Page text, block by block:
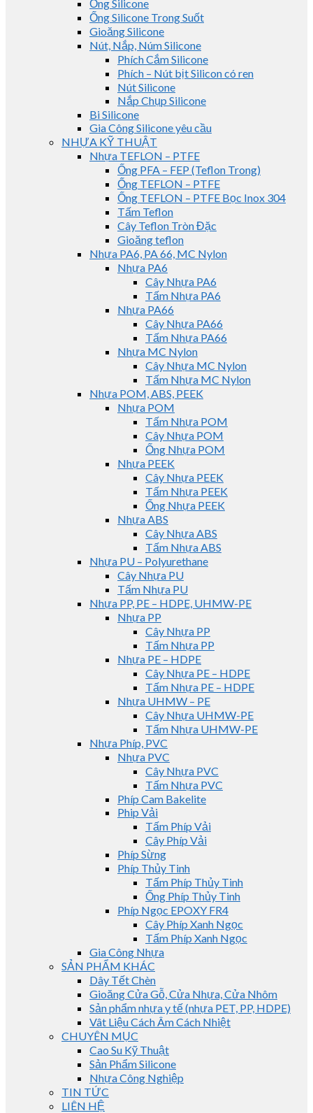
Ống Silicone
Ống Silicone Trong Suốt
Gioăng Silicone
Nút, Nắp, Núm Silicone
Phích Cắm Silicone
Phích – Nút bịt Silicon có ren
Nút Silicone
Nắp Chụp Silicone
Bi Silicone
Gia Công Silicone yêu cầu
NHỰA KỸ THUẬT
Nhựa TEFLON – PTFE
Ống PFA – FEP (Teflon Trong)
Ống TEFLON – PTFE
Ống TEFLON – PTFE Bọc Inox 304
Tấm Teflon
Cây Teflon Tròn Đặc
Gioăng teflon
Nhựa PA6, PA 66, MC Nylon
Nhựa PA6
Cây Nhựa PA6
Tấm Nhựa PA6
Nhựa PA66
Cây Nhựa PA66
Tấm Nhựa PA66
Nhựa MC Nylon
Cây Nhựa MC Nylon
Tấm Nhựa MC Nylon
Nhựa POM, ABS, PEEK
Nhựa POM
Tấm Nhựa POM
Cây Nhựa POM
Ống Nhựa POM
Nhựa PEEK
Cây Nhựa PEEK
Tấm Nhựa PEEK
Ống Nhựa PEEK
Nhựa ABS
Cây Nhựa ABS
Tấm Nhựa ABS
Nhựa PU – Polyurethane
Cây Nhựa PU
Tấm Nhựa PU
Nhựa PP, PE – HDPE, UHMW-PE
Nhựa PP
Cây Nhựa PP
Tấm Nhựa PP
Nhựa PE – HDPE
Cây Nhựa PE – HDPE
Tấm Nhựa PE – HDPE
Nhựa UHMW – PE
Cây Nhựa UHMW-PE
Tấm Nhựa UHMW-PE
Nhựa Phíp, PVC
Nhựa PVC
Cây Nhựa PVC
Tấm Nhựa PVC
Phíp Cam Bakelite
Phip Vải
Tấm Phíp Vải
Cây Phíp Vải
Phíp Sừng
Phíp Thủy Tinh
Tấm Phíp Thủy Tinh
Ống Phíp Thủy Tinh
Phíp Ngọc EPOXY FR4
Cây Phíp Xanh Ngọc
Tấm Phíp Xanh Ngọc
Gia Công Nhựa
SẢN PHẨM KHÁC
Dây Tết Chèn
Gioăng Cửa Gỗ, Cửa Nhựa, Cửa Nhôm
Sản phẩm nhựa y tế (nhựa PET, PP, HDPE)
Vât Liệu Cách Âm Cách Nhiệt
CHUYÊN MỤC
Cao Su Kỹ Thuật
Sản Phẩm Silicone
Nhựa Công Nghiệp
TIN TỨC
LIÊN HỆ